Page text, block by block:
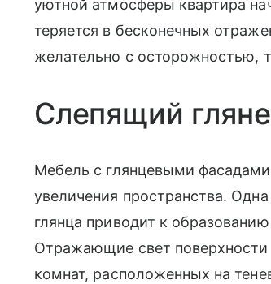
уютной атмосферы квартира
теряется в бесконечных
желательно с осторожностью,
Слепящий
Мебель с глянцевыми
увеличения пространства.
глянца приводит к
Отражающие свет
комнат, расположенных на